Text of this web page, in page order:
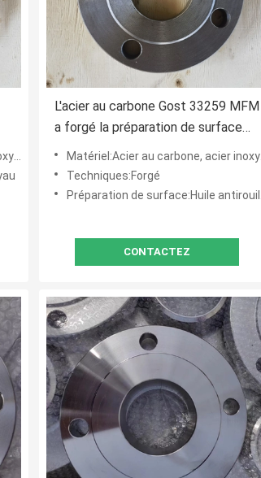
L'acier au carbone Gost 33259 MFM
a forgé la préparation de surface
de peinture noire de brides
Matériel:Acier au carbone, acier inoxydable, acier allié
Techniques:Forgé
Préparation de surface:Huile antirouille, peinture noire, peinture jaune, Chaud-plongée galvanisé
CONTACTEZ